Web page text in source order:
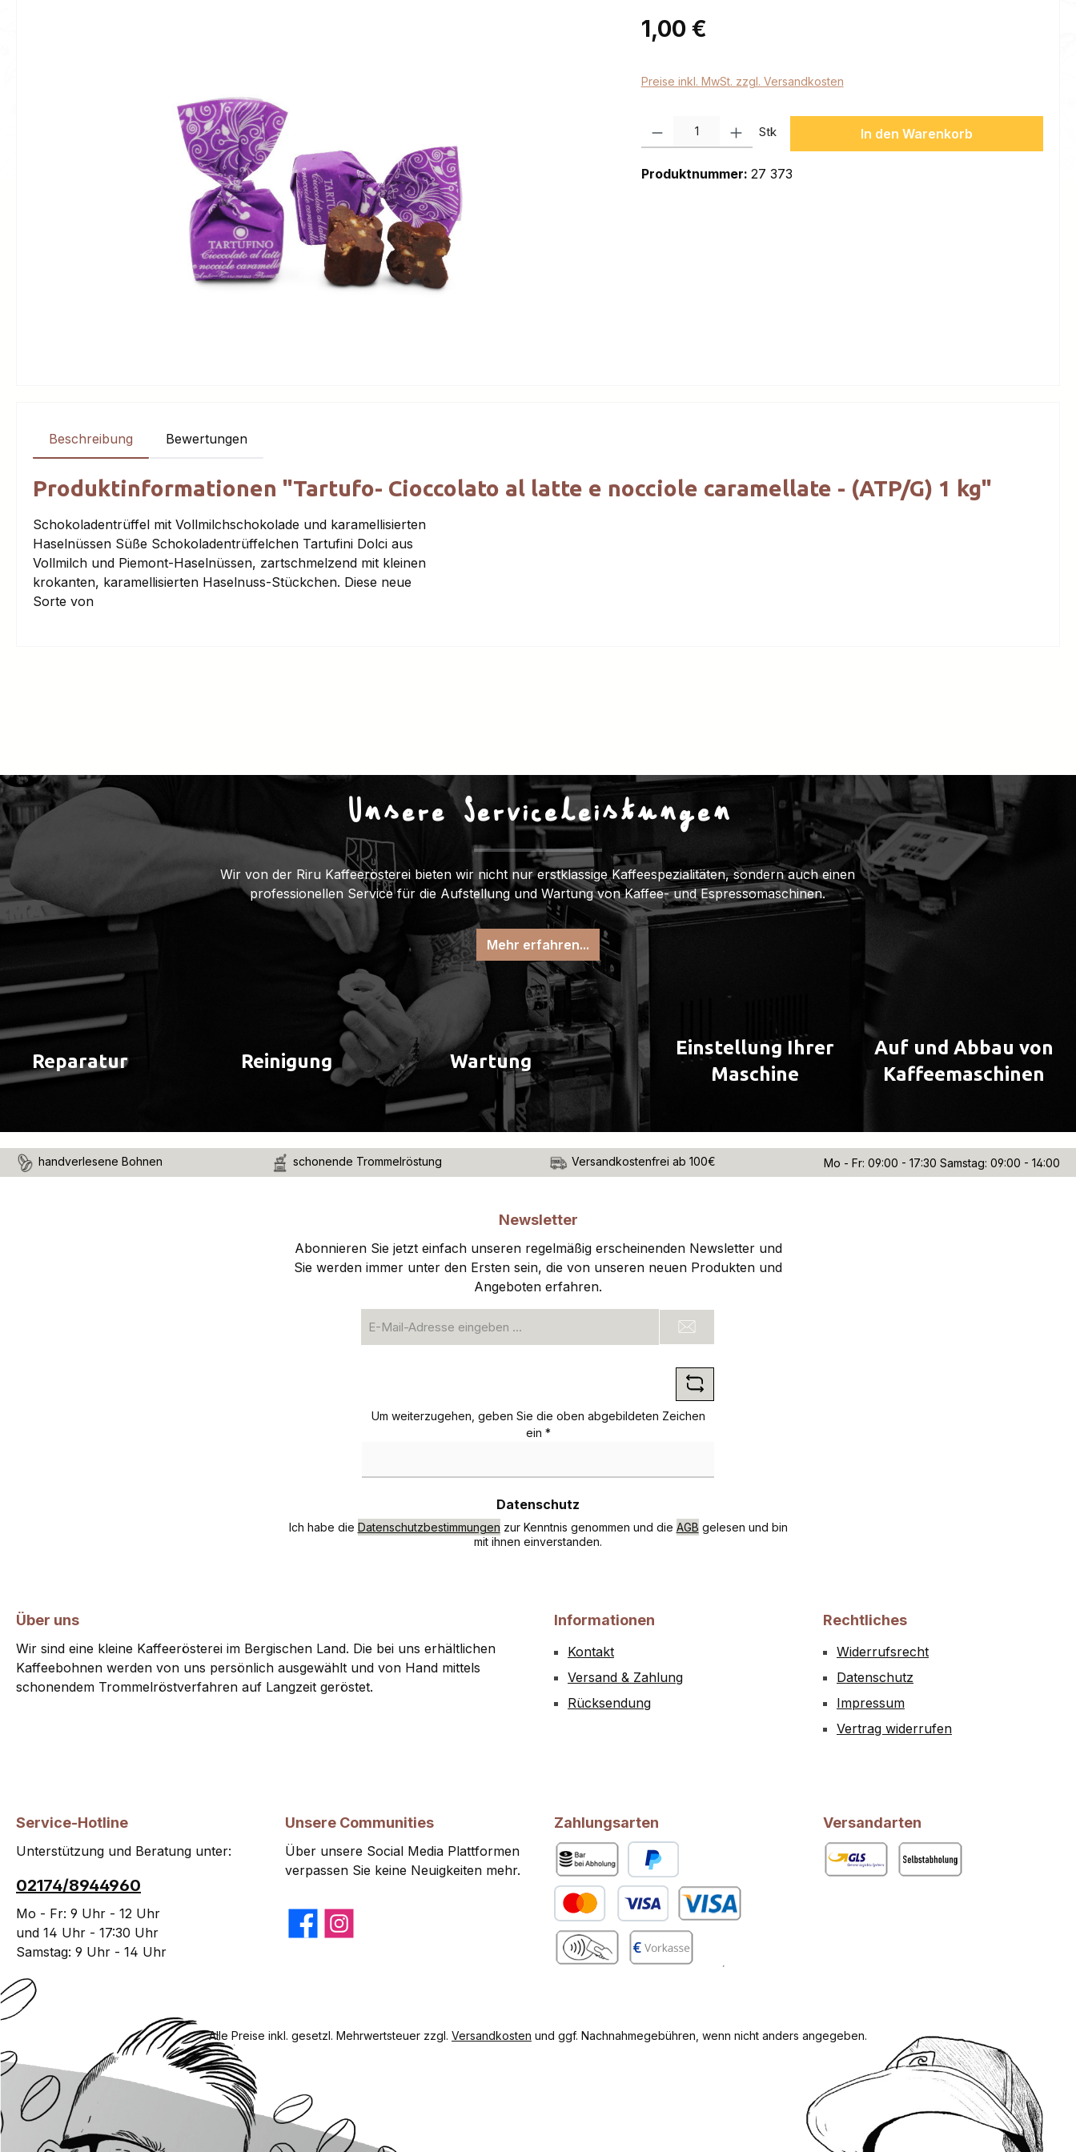
Regulärer Preis:
1,00 €
Preise inkl. MwSt. zzgl. Versandkosten
Produkt Anzahl: Gib den gewünschten Wert ein oder benutze die Schaltflächen
Stk In den Warenkorb
Produktnummer: 27 373
Beschreibung Bewertungen
Produktinformationen "Tartufo- Cioccolato al latte e nocciole caramellate - (ATP/G) 1 kg"
Schokoladentrüffel mit Vollmilchschokolade und karamellisierten
Haselnüssen Süße Schokoladentrüffelchen Tartufini Dolci aus
Vollmilch und Piemont-Haselnüssen, zartschmelzend mit kleinen
krokanten, karamellisierten Haselnuss-Stückchen. Diese neue
Sorte von
Unsere Serviceleistungen
Wir von der Riru Kaffeerösterei bieten wir nicht nur erstklassige Kaffeespezialitäten, sondern auch einen
professionellen Service für die Aufstellung und Wartung von Kaffee- und Espressomaschinen.
Mehr erfahren...
Reparatur Reinigung Wartung
Einstellung Ihrer
Maschine
Auf und Abbau von
Kaffeemaschinen
handverlesene Bohnen schonende Trommelröstung Versandkostenfrei ab 100€ Mo - Fr: 09:00 - 17:30 Samstag: 09:00 - 14:00
Newsletter
Abonnieren Sie jetzt einfach unseren regelmäßig erscheinenden Newsletter und
Sie werden immer unter den Ersten sein, die von unseren neuen Produkten und
Angeboten erfahren.
Mail-
Um weiterzugehen, geben Sie die oben abgebildeten Zeichen
ein *
Datenschutz
Ich habe die Datenschutzbestimmungen zur Kenntnis genommen und die AGB gelesen und bin
mit ihnen einverstanden.
Über uns
Wir sind eine kleine Kaffeerösterei im Bergischen Land. Die bei uns erhältlichen
Kaffeebohnen werden von uns persönlich ausgewählt und von Hand mittels
schonendem Trommelröstverfahren auf Langzeit geröstet.
Informationen
Kontakt
Versand & Zahlung
Rücksendung
Rechtliches
Widerrufsrecht
Datenschutz
Impressum
Vertrag widerrufen
Service-Hotline
Unterstützung und Beratung unter:
02174/8944960
Mo - Fr: 9 Uhr - 12 Uhr
und 14 Uhr - 17:30 Uhr
Samstag: 9 Uhr - 14 Uhr
Unsere Communities
Über unsere Social Media Plattformen
verpassen Sie keine Neuigkeiten mehr.
FacebookInstagram
Zahlungsarten
Bar bei Abholung
PayPal
Kredit- oder DebitkarteBenutzerdefiniertes Bild 1
Versandarten
Alle Preise inkl. gesetzl. Mehrwertsteuer zzgl. Versandkosten und ggf. Nachnahmegebühren, wenn nicht anders angegeben.